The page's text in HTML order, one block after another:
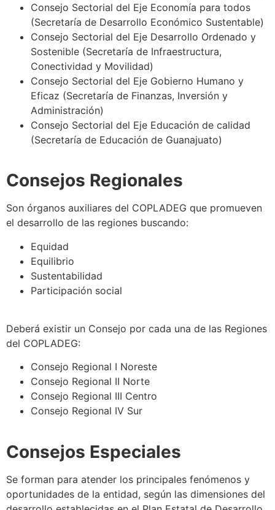
Consejo Sectorial del Eje Economía para todos
(Secretaría de Desarrollo Económico Sustentable)
Consejo Sectorial del Eje Desarrollo Ordenado y
Sostenible (Secretaría de Infraestructura,
Conectividad y Movilidad)
Consejo Sectorial del Eje Gobierno Humano y
Eficaz (Secretaría de Finanzas, Inversión y
Administración)
Consejo Sectorial del Eje Educación de calidad
(Secretaría de Educación de Guanajuato)
Consejos Regionales
Son órganos auxiliares del COPLADEG que promueven
el desarrollo de las regiones buscando:
Equidad
Equilibrio
Sustentabilidad
Participación social
Deberá existir un Consejo por cada una de las Regiones
del COPLADEG:
Consejo Regional I Noreste
Consejo Regional II Norte
Consejo Regional III Centro
Consejo Regional IV Sur
Consejos Especiales
Se forman para atender los principales fenómenos y
oportunidades de la entidad, según las dimensiones del